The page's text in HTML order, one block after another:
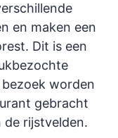
en maken een
Dit is een
worden
gebracht
de rijstvelden.